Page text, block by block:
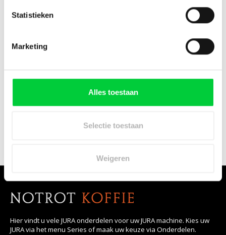
Statistieken
Marketing
Alles toestaan
Selectie toestaan
Weigeren
ENA 4 (EA)
ENA 8
ENA Micro 1
ENA Micro 5
Hier vindt u vele JURA onderdelen voor uw JURA machine. Kies uw
JURA via het menu Series of maak uw keuze via Onderdelen.